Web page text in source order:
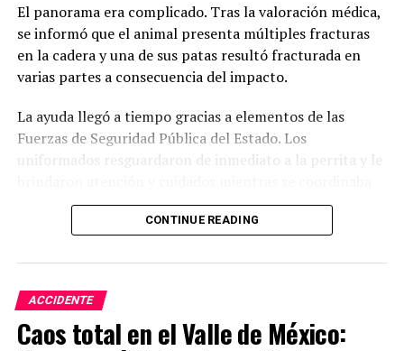
El panorama era complicado. Tras la valoración médica,
se informó que el animal presenta múltiples fracturas
en la cadera y una de sus patas resultó fracturada en
varias partes a consecuencia del impacto.
La ayuda llegó a tiempo gracias a elementos de las
Fuerzas de Seguridad Pública del Estado. Los
uniformados resguardaron de inmediato a la perrita y le
su traslado para recibir atención especializada.
clínica Capital Vet, donde ya fue valorada y atendida por
el equipo médico. A pesar de la gravedad de sus lesiones,
los especialistas señalan que tiene posibilidades
favorables de recuperación con los cuidados necesarios.
CONTINUE READING
ACCIDENTE
Caos total en el Valle de México: